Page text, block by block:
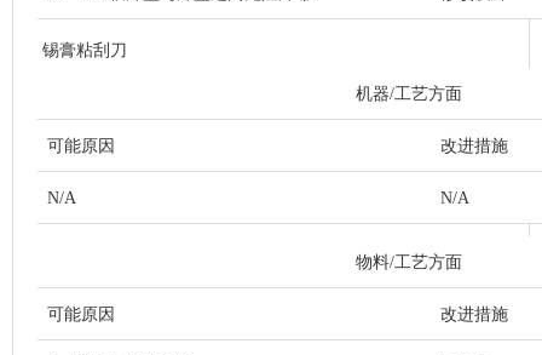
锡膏粘刮刀
机器/工艺方面
可能原因 改进措施
N/A N/A
物料/工艺方面
可能原因 改进措施